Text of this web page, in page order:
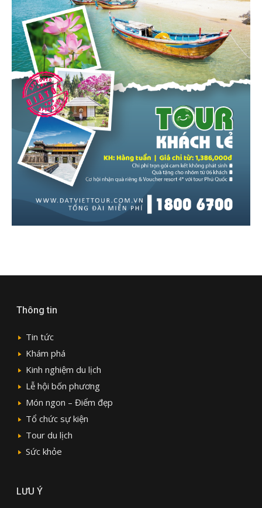
Thông tin
Tin tức
Khám phá
Kinh nghiệm du lịch
Lễ hội bốn phương
Món ngon – Điểm đẹp
Tổ chức sự kiện
Tour du lịch
Sức khỏe
LƯU Ý